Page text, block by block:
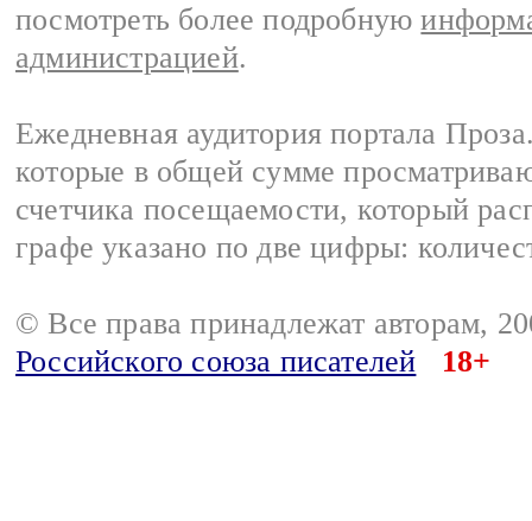
посмотреть более подробную
администрацией.
Ежедневная аудитория портала
которые в общей сумме
счетчика посещаемости, который
графе указано по две цифры:
© Все права принадлежат авторам,
Российского союза писателей
18+